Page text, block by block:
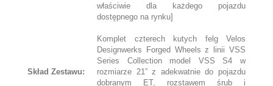
właściwie dla każdego pojazdu
dostępnego na rynku]
Skład Zestawu:
Komplet czterech kutych felg Velos
Designwerks Forged Wheels z linii VSS
Series Collection model VSS S4 w
rozmiarze 21” z adekwatnie do pojazdu
dobranym ET, rozstawem śrub i